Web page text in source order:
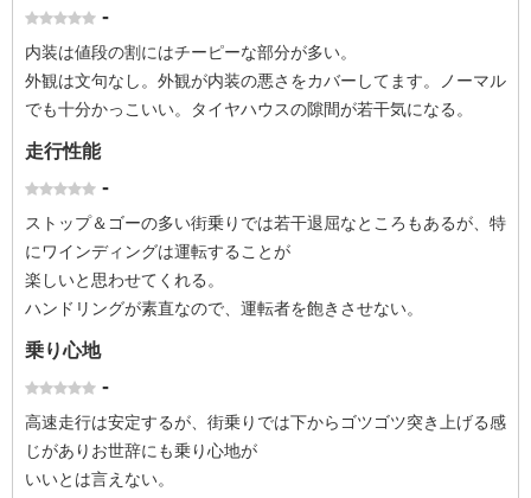
-
内装は値段の割にはチーピーな部分が多い。
外観は文句なし。外観が内装の悪さをカバーしてます。ノーマル
でも十分かっこいい。タイヤハウスの隙間が若干気になる。
走行性能
-
ストップ＆ゴーの多い街乗りでは若干退屈なところもあるが、特
にワインディングは運転することが
楽しいと思わせてくれる。
ハンドリングが素直なので、運転者を飽きさせない。
乗り心地
-
高速走行は安定するが、街乗りでは下からゴツゴツ突き上げる感
じがありお世辞にも乗り心地が
いいとは言えない。